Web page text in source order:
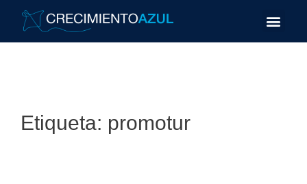
Etiqueta: promotur